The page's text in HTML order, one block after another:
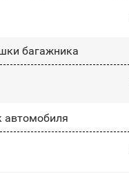
багажника
автомобиля